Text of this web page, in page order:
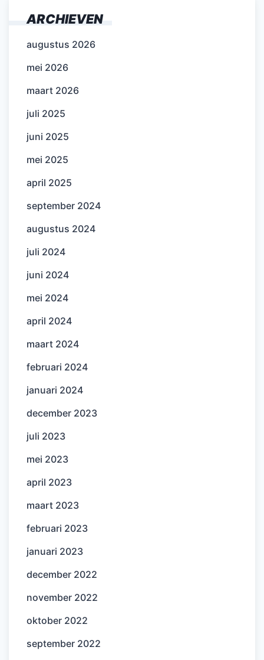
ARCHIEVEN
augustus 2026
mei 2026
maart 2026
juli 2025
juni 2025
mei 2025
april 2025
september 2024
augustus 2024
juli 2024
juni 2024
mei 2024
april 2024
maart 2024
februari 2024
januari 2024
december 2023
juli 2023
mei 2023
april 2023
maart 2023
februari 2023
januari 2023
december 2022
november 2022
oktober 2022
september 2022